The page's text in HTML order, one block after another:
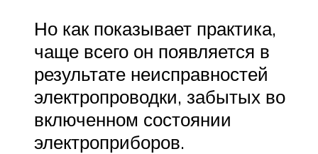
Но как показывает практика,
чаще всего он появляется в
результате неисправностей
электропроводки, забытых во
включенном состоянии
электроприборов.